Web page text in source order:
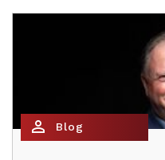
person_outline Blog